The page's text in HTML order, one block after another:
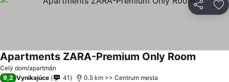
Zdieľať
Celý dom/apartmán
Apartments ZARA-Premium Only Room
9,2 Vynikajúce 41 0.5 km >> Centrum mesta